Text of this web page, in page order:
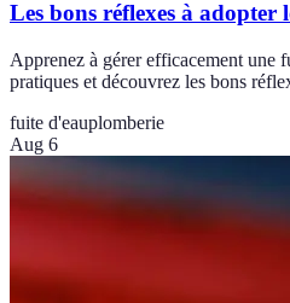
Les bons réflexes à
Apprenez à gérer efficacement une
pratiques et découvrez les bons
fuite d'eauplomberie
Aug 6